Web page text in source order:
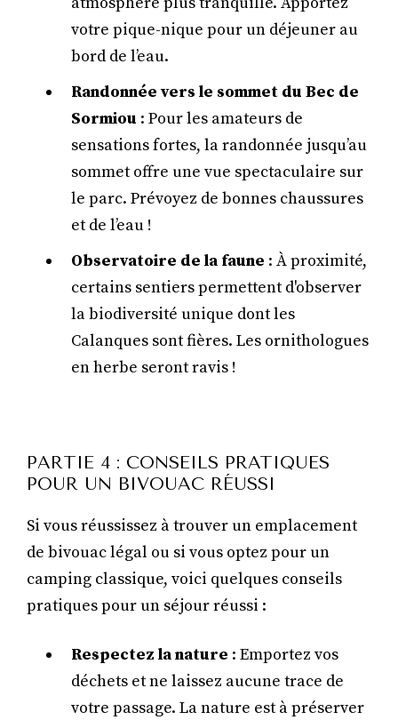
votre pique-nique pour un déjeuner au
bord de l’eau.
Randonnée vers le sommet du Bec de
Sormiou : Pour les amateurs de
sensations fortes, la randonnée jusqu’au
sommet offre une vue spectaculaire sur
le parc. Prévoyez de bonnes chaussures
et de l’eau !
Observatoire de la faune : À proximité,
certains sentiers permettent d'observer
la biodiversité unique dont les
Calanques sont fières. Les ornithologues
en herbe seront ravis !
PARTIE 4 : CONSEILS PRATIQUES
POUR UN BIVOUAC RÉUSSI
Si vous réussissez à trouver un emplacement
de bivouac légal ou si vous optez pour un
camping classique, voici quelques conseils
pratiques pour un séjour réussi :
Respectez la nature : Emportez vos
déchets et ne laissez aucune trace de
votre passage. La nature est à préserver